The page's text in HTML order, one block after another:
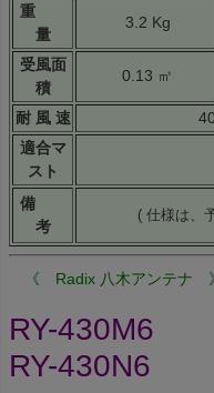
重
量
3.2 Kg
受風面
積
0.13 ㎡
耐 風 速
適合マ
スト
備
考
( 仕様は、
《 Radix 八木アンテナ 》
RY-430M6
RY-430N6